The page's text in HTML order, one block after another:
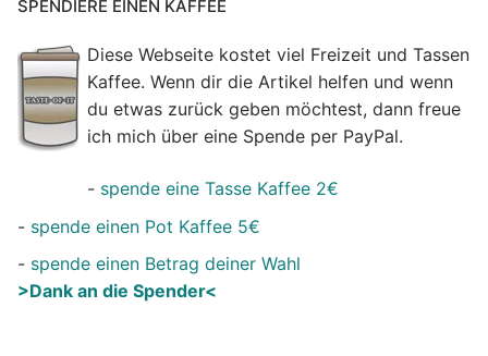
SPENDIERE EINEN KAFFEE
Diese Webseite kostet viel Freizeit und Tassen
Kaffee. Wenn dir die Artikel helfen und wenn
du etwas zurück geben möchtest, dann freue
ich mich über eine Spende per PayPal.
- spende eine Tasse Kaffee 2€
- spende einen Pot Kaffee 5€
- spende einen Betrag deiner Wahl
>Dank an die Spender<